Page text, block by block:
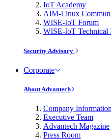
IoT Academy
AIM-Linux
WISE-IoT Forum
WISE-IoT Technical
Security Advisory
Corporate
About Advantech
Company Information
Executive Team
Advantech Magazine
Press Room